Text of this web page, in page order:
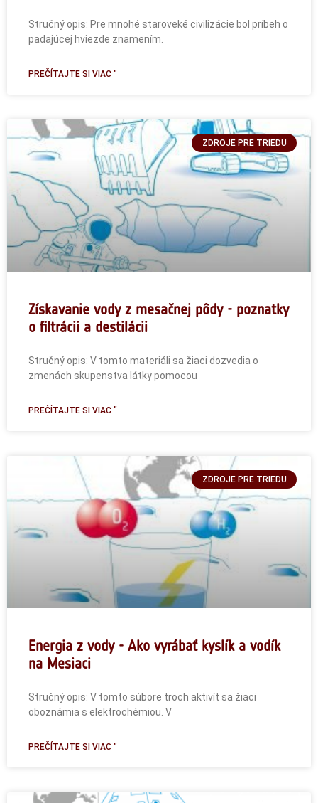
Stručný opis: Pre mnohé staroveké civilizácie bol príbeh o
padajúcej hviezde znamením.
PREČÍTAJTE SI VIAC "
ZDROJE PRE TRIEDU
Získavanie vody z mesačnej pôdy - poznatky
o filtrácii a destilácii
Stručný opis: V tomto materiáli sa žiaci dozvedia o
zmenách skupenstva látky pomocou
PREČÍTAJTE SI VIAC "
ZDROJE PRE TRIEDU
Energia z vody - Ako vyrábať kyslík a vodík
na Mesiaci
Stručný opis: V tomto súbore troch aktivít sa žiaci
oboznámia s elektrochémiou. V
PREČÍTAJTE SI VIAC "